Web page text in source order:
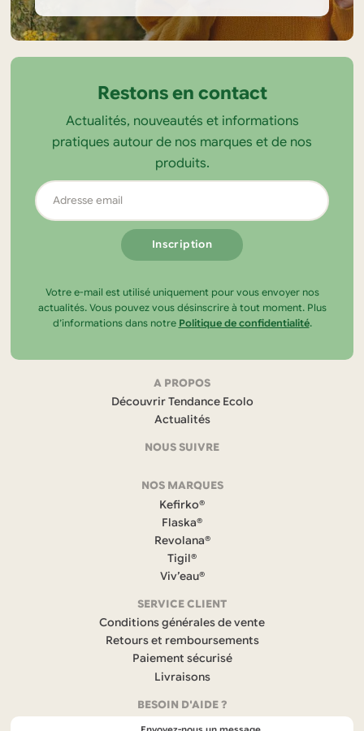
Informations
sur
boutique
Tendance
Restons en contact
Actualités, nouveautés et informations
pratiques autour de nos marques et de nos
produits.
Adresse
email
Votre e-mail est utilisé uniquement pour vous envoyer nos
actualités. Vous pouvez vous désinscrire à tout moment. Plus
d’informations dans notre Politique de confidentialité.
coordonnées
A PROPOS
Découvrir Tendance Ecolo
Actualités
NOUS SUIVRE
a
c
e
b
o
o
k
s
’
u
v
r
d
a
NOS MARQUES
Kefirko®
Flaska®
Revolana®
Tigil®
Viv’eau®
SERVICE CLIENT
Conditions générales de vente
Retours et remboursements
Paiement sécurisé
Livraisons
BESOIN D'AIDE ?